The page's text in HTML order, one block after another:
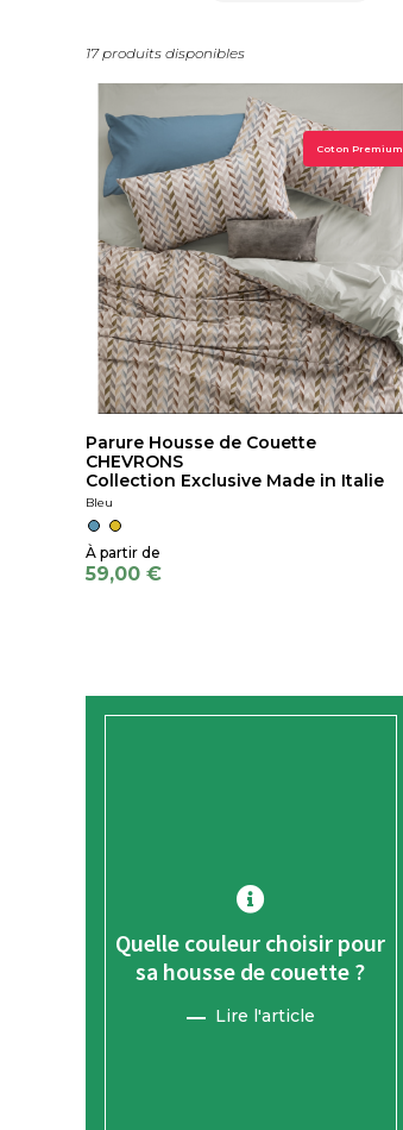
17 produits disponibles
Coton Premium
Parure Housse de Couette
CHEVRONS
Collection Exclusive Made in Italie
Bleu
59,00 €
Quelle couleur choisir pour
sa housse de couette ?
Lire l'article